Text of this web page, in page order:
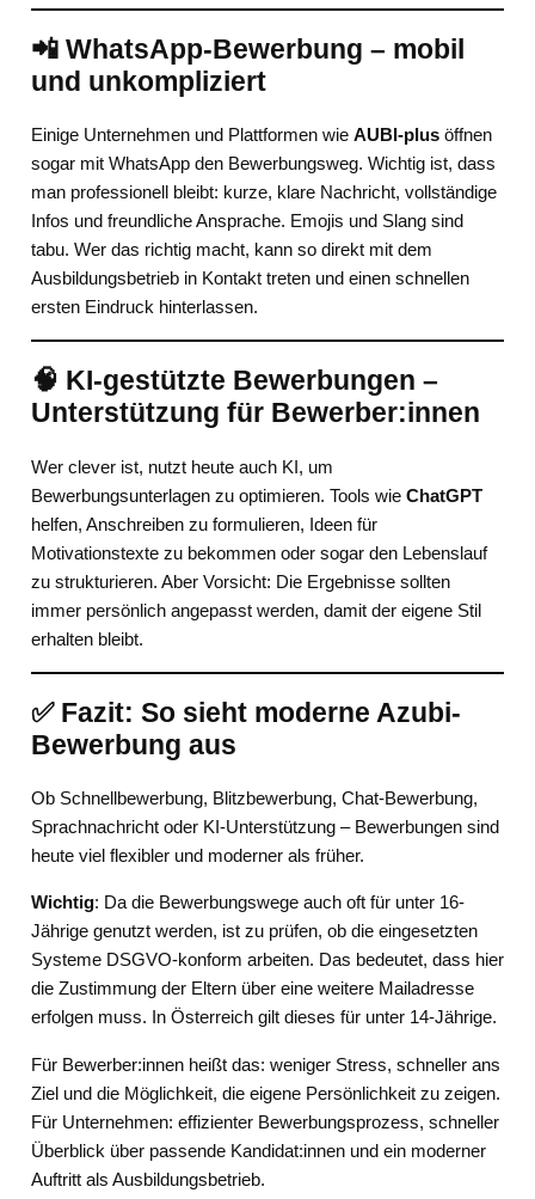
📲 WhatsApp-Bewerbung – mobil
und unkompliziert
Einige Unternehmen und Plattformen wie AUBI-plusöffnen
sogar mit WhatsApp den Bewerbungsweg. Wichtig ist, dass
man professionell bleibt: kurze, klare Nachricht, vollständige
Infos und freundliche Ansprache. Emojis und Slang sind
tabu. Wer das richtig macht, kann so direkt mit dem
Ausbildungsbetrieb in Kontakt treten und einen schnellen
ersten Eindruck hinterlassen.
🧠 KI-gestützte Bewerbungen –
Unterstützung für Bewerber:innen
Wer clever ist, nutzt heute auch KI, um
Bewerbungsunterlagen zu optimieren. Tools wie ChatGPT
helfen, Anschreiben zu formulieren, Ideen für
Motivationstexte zu bekommen oder sogar den Lebenslauf
zu strukturieren. Aber Vorsicht: Die Ergebnisse sollten
immer persönlich angepasst werden, damit der eigene Stil
erhalten bleibt.
✅ Fazit: So sieht moderne Azubi-
Bewerbung aus
Ob Schnellbewerbung, Blitzbewerbung, Chat-Bewerbung,
Sprachnachricht oder KI-Unterstützung – Bewerbungen sind
heute viel flexibler und moderner als früher.
Wichtig: Da die Bewerbungswege auch oft für unter 16-
Jährige genutzt werden, ist zu prüfen, ob die eingesetzten
Systeme DSGVO-konform arbeiten. Das bedeutet, dass hier
die Zustimmung der Eltern über eine weitere Mailadresse
erfolgen muss. In Österreich gilt dieses für unter 14-Jährige.
Für Bewerber:innen heißt das: weniger Stress, schneller ans
Ziel und die Möglichkeit, die eigene Persönlichkeit zu zeigen.
Für Unternehmen: effizienter Bewerbungsprozess, schneller
Überblick über passende Kandidat:innen und ein moderner
Auftritt als Ausbildungsbetrieb.